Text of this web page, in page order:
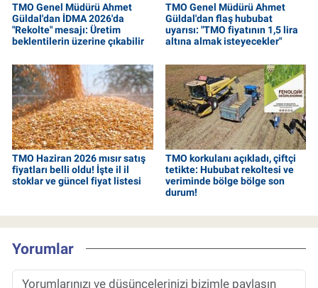
TMO Genel Müdürü Ahmet
Güldal'dan İDMA 2026'da
"Rekolte" mesajı: Üretim
beklentilerin üzerine çıkabilir
TMO Genel Müdürü Ahmet
Güldal'dan flaş hububat
uyarısı: "TMO fiyatının 1,5 lira
altına almak isteyecekler"
TMO Haziran 2026 mısır satış
fiyatları belli oldu! İşte il il
stoklar ve güncel fiyat listesi
TMO korkulanı açıkladı, çiftçi
tetikte: Hububat rekoltesi ve
veriminde bölge bölge son
durum!
Yorumlar